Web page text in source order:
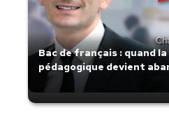
Bac de français : quand
pédagogique devient